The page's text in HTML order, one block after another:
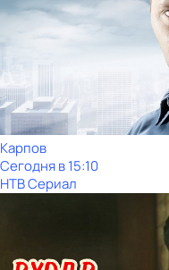
Карпов
Сегодня в 15:10
НТВ Сериал